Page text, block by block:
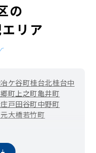
の
リア
ケ谷町桂台北桂台中
町上之町亀井町
庄戸田谷町中野町
元大橋若竹町